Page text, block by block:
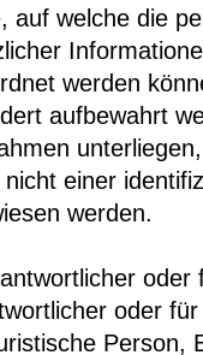
auf welche die
werden
aufbewahrt
nicht einer
werden.
oder
oder
Person,